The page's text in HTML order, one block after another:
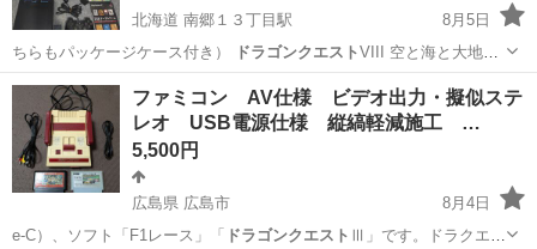
北海道 南郷１３丁目駅
8月5日
ちらもパッケージケース付き）
ドラゴンクエストVIII 空と海と大地と
呪われし…
北海道 札幌市 南郷１３丁目駅 テレビゲーム ドラクエ8
ファミコン AV仕様 ビデオ出力・擬似ステ
レオ USB電源仕様 縦縞軽減施工 …
5,500円
広島県 広島市
8月4日
e-C）、ソフト「F1レース」「 ドラゴンクエスト Ⅲ」です。ドラクエⅢ